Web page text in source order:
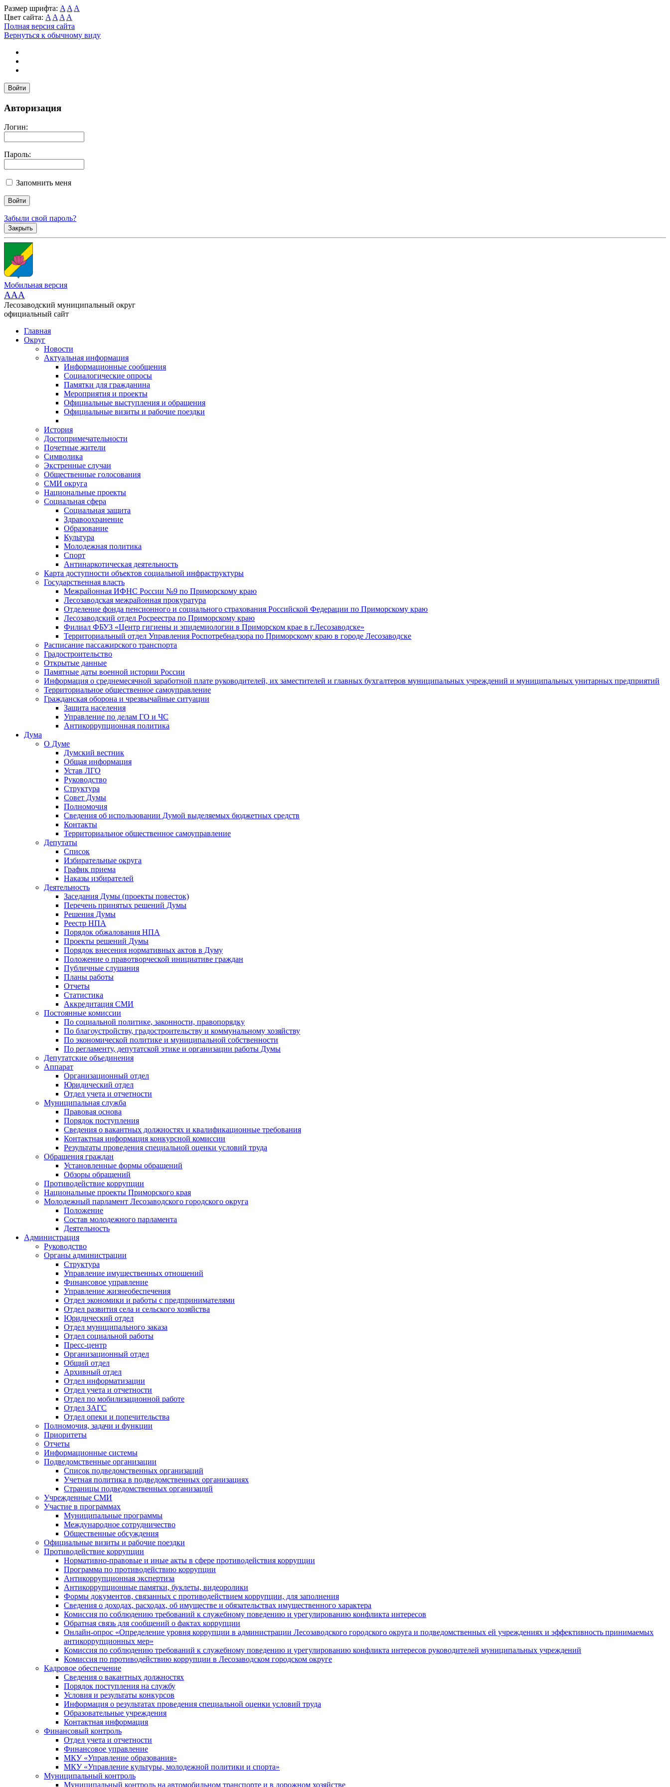
Размер шрифта: A A A
Цвет сайта: A A A A
Полная версия сайта
Вернуться к обычному виду
Войти
Авторизация
Логин:
Пароль:
Запомнить меня
Забыли свой пароль?
Закрыть
Мобильная версия
AAA
Лесозаводский муниципальный округ
официальный сайт
Главная
Округ
Новости
Актуальная информация
Информационные сообщения
Социалогические опросы
Памятки для гражданина
Мероприятия и проекты
Официальные выступления и обращения
Официальные визиты и рабочие поездки
История
Достопримечательности
Почетные жители
Символика
Экстренные случаи
Общественные голосования
СМИ округа
Национальные проекты
Социальная сфера
Социальная защита
Здравоохранение
Образование
Культура
Молодежная политика
Спорт
Антинаркотическая деятельность
Карта доступности объектов социальной инфраструктуры
Государственная власть
Межрайонная ИФНС России №9 по Приморскому краю
Лесозаводская межрайонная прокуратура
Отделение фонда пенсионного и социального страхования Российской Федерации по Приморскому краю
Лесозаводский отдел Росреестра по Приморскому краю
Филиал ФБУЗ «Центр гигиены и эпидемиологии в Приморском крае в г.Лесозаводске»
Территориальный отдел Управления Роспотребнадзора по Приморскому краю в городе Лесозаводске
Расписание пассажирского транспорта
Градостроительство
Открытые данные
Памятные даты военной истории России
Информация о среднемесячной заработной плате руководителей, их заместителей и главных бухгалтеров муниципальных учреждений и муниципальных унитарных предприятий
Территориальное общественное самоуправление
Гражданская оборона и чрезвычайные ситуации
Защита населения
Управление по делам ГО и ЧС
Антикоррупционная политика
Дума
О Думе
Думский вестник
Общая информация
Устав ЛГО
Руководство
Структура
Совет Думы
Полномочия
Сведения об использовании Думой выделяемых бюджетных средств
Контакты
Территориальное общественное самоуправление
Депутаты
Список
Избирательные округа
График приема
Наказы избирателей
Деятельность
Заседания Думы (проекты повесток)
Перечень принятых решений Думы
Решения Думы
Реестр НПА
Порядок обжалования НПА
Проекты решений Думы
Порядок внесения нормативных актов в Думу
Положение о правотворческой инициативе граждан
Публичные слушания
Планы работы
Отчеты
Статистика
Аккредитация СМИ
Постоянные комиссии
По социальной политике, законности, правопорядку
По благоустройству, градостроительству и коммунальному хозяйству
По экономической политике и муниципальной собственности
По регламенту, депутатской этике и организации работы Думы
Депутатские объединения
Аппарат
Организационный отдел
Юридический отдел
Отдел учета и отчетности
Муниципальная служба
Правовая основа
Порядок поступления
Сведения о вакантных должностях и квалификационные требования
Контактная информация конкурсной комиссии
Результаты проведения специальной оценки условий труда
Обращения граждан
Установленные формы обращений
Обзоры обращений
Противодействие коррупции
Национальные проекты Приморского края
Молодежный парламент Лесозаводского городского округа
Положение
Состав молодежного парламента
Деятельность
Администрация
Руководство
Органы администрации
Структура
Управление имущественных отношений
Финансовое управление
Управление жизнеобеспечения
Отдел экономики и работы с предпринимателями
Отдел развития села и сельского хозяйства
Юридический отдел
Отдел муниципального заказа
Отдел социальной работы
Пресс-центр
Организационный отдел
Общий отдел
Архивный отдел
Отдел информатизации
Отдел учета и отчетности
Отдел по мобилизационной работе
Отдел ЗАГС
Отдел опеки и попечительства
Полномочия, задачи и функции
Приоритеты
Отчеты
Информационные системы
Подведомственные организации
Список подведомственных организаций
Учетная политика в подведомственных организациях
Страницы подведомственных организаций
Учрежденные СМИ
Участие в программах
Муниципальные программы
Международное сотрудничество
Общественные обсуждения
Официальные визиты и рабочие поездки
Противодействие коррупции
Нормативно-правовые и иные акты в сфере противодействия коррупции
Программа по противодействию коррупции
Антикоррупционная экспертиза
Антикоррупционные памятки, буклеты, видеоролики
Формы документов, связанных с противодействием коррупции, для заполнения
Сведения о доходах, расходах, об имуществе и обязательствах имущественного характера
Комиссия по соблюдению требований к служебному поведению и урегулированию конфликта интересов
Обратная связь для сообщений о фактах коррупции
Онлайн-опрос «Определение уровня коррупции в администрации Лесозаводского городского округа и подведомственных ей учреждениях и эффективность принимаемых
антикоррупционных мер»
Комиссия по соблюдению требований к служебному поведению и урегулированию конфликта интересов руководителей муниципальных учреждений
Комиссия по противодействию коррупции в Лесозаводском городском округе
Кадровое обеспечение
Сведения о вакантных должностях
Порядок поступления на службу
Условия и результаты конкурсов
Информация о результатах проведения специальной оценки условий труда
Образовательные учреждения
Контактная информация
Финансовый контроль
Отдел учета и отчетности
Финансовое управление
МКУ «Управление образования»
МКУ «Управление культуры, молодежной политики и спорта»
Муниципальный контроль
Муниципальный контроль на автомобильном транспорте и в дорожном хозяйстве